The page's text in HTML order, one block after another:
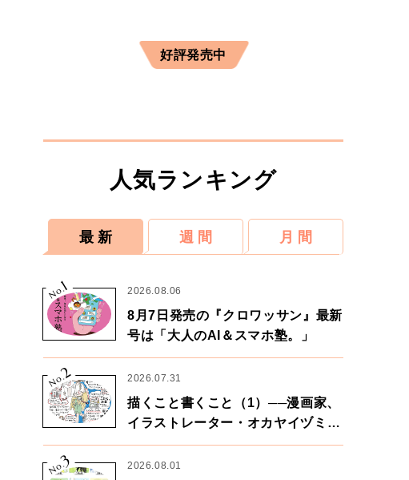
好評発売中
人気ランキング
最 新 週 間 月 間
No.
1 2026.08.06
8月7日発売の『クロワッサン』最新
号は「大人のAI＆スマホ塾。」
No.2 2026.07.31
描くこと書くこと（1）──漫画家、
イラストレーター・オカヤイヅミさ
ん×漫画家・鶴谷香央理さん
No.
3 2026.08.01